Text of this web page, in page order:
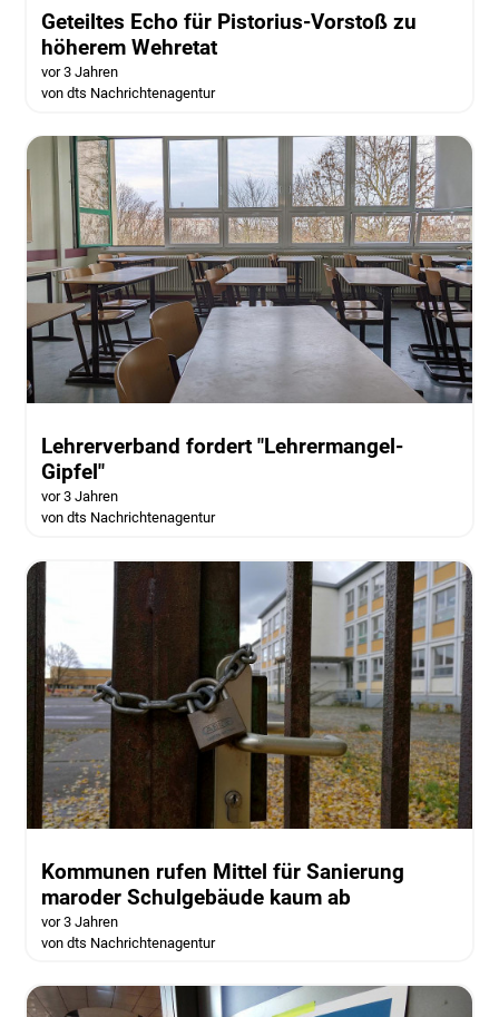
Geteiltes Echo für Pistorius-Vorstoß zu
höherem Wehretat
vor 3 Jahren
von dts Nachrichtenagentur
Lehrerverband fordert "Lehrermangel-
Gipfel"
vor 3 Jahren
von dts Nachrichtenagentur
Kommunen rufen Mittel für Sanierung
maroder Schulgebäude kaum ab
vor 3 Jahren
von dts Nachrichtenagentur